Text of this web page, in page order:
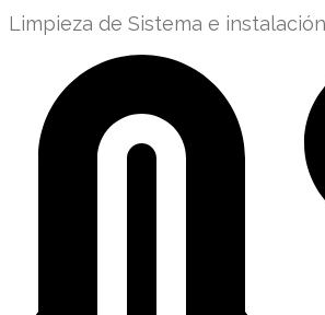
Limpieza de Sistema e